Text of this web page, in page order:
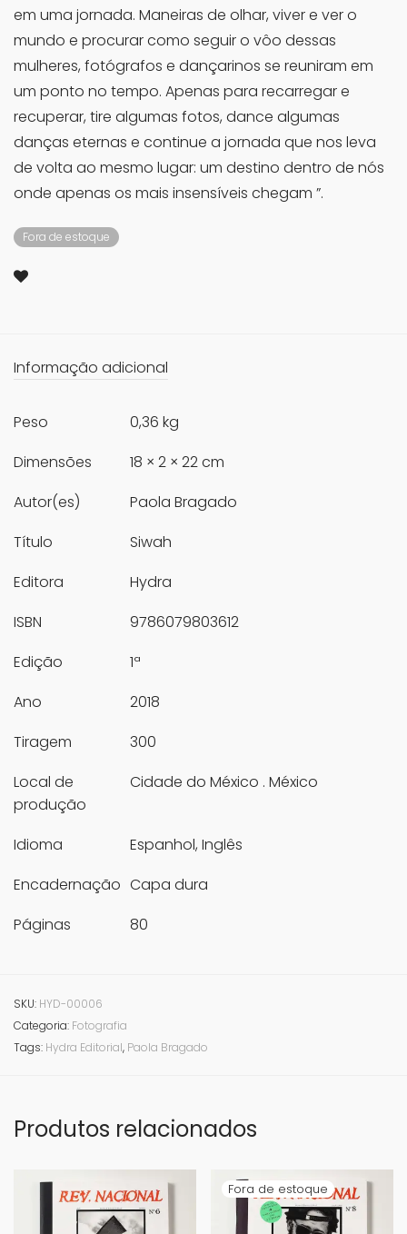
em uma jornada. Maneiras de olhar, viver e ver o
mundo e procurar como seguir o vôo dessas
mulheres, fotógrafos e dançarinos se reuniram em
um ponto no tempo. Apenas para recarregar e
recuperar, tire algumas fotos, dance algumas
danças eternas e continue a jornada que nos leva
de volta ao mesmo lugar: um destino dentro de nós
onde apenas os mais insensíveis chegam ”.
Fora de estoque
Informação adicional
Peso
0,36 kg
Dimensões
18 × 2 × 22 cm
Autor(es)
Paola Bragado
Título
Siwah
Editora
Hydra
ISBN
9786079803612
Edição
1ª
Ano
2018
Tiragem
300
Local de
produção
Cidade do México . México
Idioma
Espanhol, Inglês
Encadernação Capa dura
Páginas
80
SKU: HYD-00006
Categoria: Fotografia
Tags: Hydra Editorial, Paola Bragado
Produtos relacionados